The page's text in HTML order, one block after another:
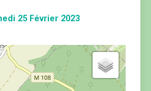
25 Février 2023